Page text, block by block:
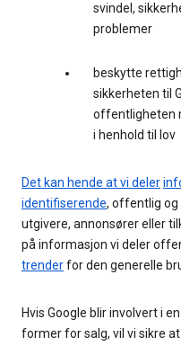
svindel,
problemer
beskytte
sikkerheten til
offentligheten
i henhold til lov
Det kan hende at vi deler
identifiserende, offentlig og
utgivere, annonsører eller
på informasjon vi deler
trenderfor den generelle
Hvis Google blir involvert i
former for salg, vil vi sikre